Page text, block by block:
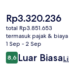
Harga
saat
ini
Rp3.320.236
Rp3.320.236
total Rp3.851.653
termasuk pajak &
1 Sep - 2 Sep
Ulasan
8,68,6 dari 10
Luar Biasa